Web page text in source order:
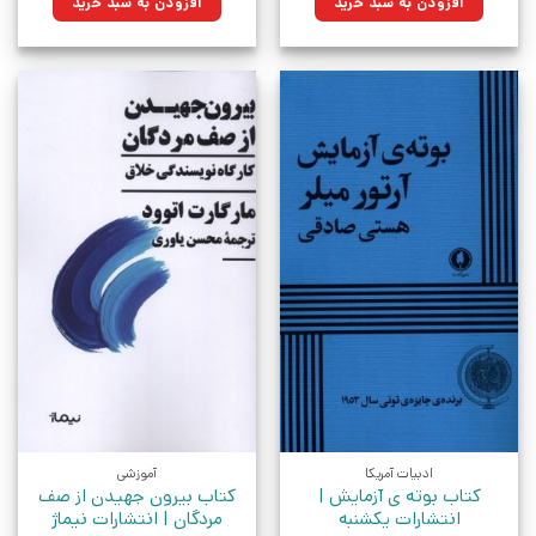
بود. بود.
ادبیات آمریکا
کتاب بوته ی آزمایش |
انتشارات یکشنبه
آموزشی
کتاب بیرون جهیدن از صف
مردگان | انتشارات نیماژ